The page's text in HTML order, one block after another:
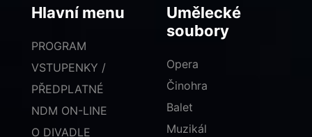
Hlavní menu
PROGRAM
VSTUPENKY /
PŘEDPLATNÉ
NDM ON-LINE
O DIVADLE
Umělecké
soubory
Opera
Činohra
Balet
Muzikál